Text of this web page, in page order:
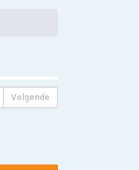
Volgende